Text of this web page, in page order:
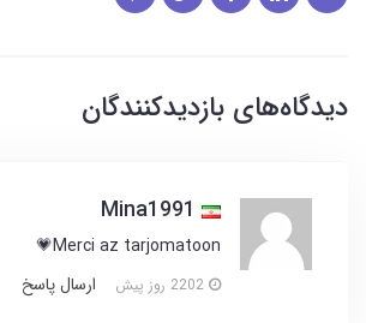
دیدگاه‌های بازدیدکنندگان
Mina1991
Merci az tarjomatoon💗
ارسال پاسخ